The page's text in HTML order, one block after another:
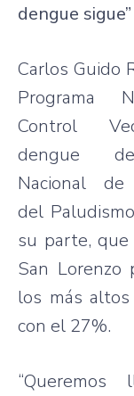
dengue sigue”
Carlos Guido
Programa
Control
dengue
Nacional de
del
su parte,
San Lorenzo
los más
con el 27%.